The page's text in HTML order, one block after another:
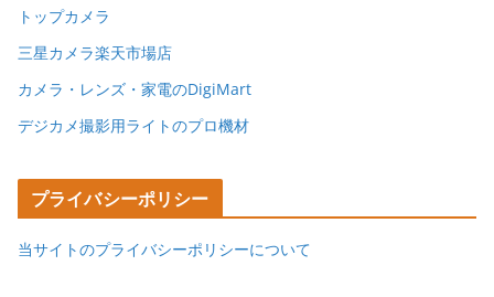
トップカメラ
三星カメラ楽天市場店
カメラ・レンズ・家電のDigiMart
デジカメ撮影用ライトのプロ機材
プライバシーポリシー
当サイトのプライバシーポリシーについて